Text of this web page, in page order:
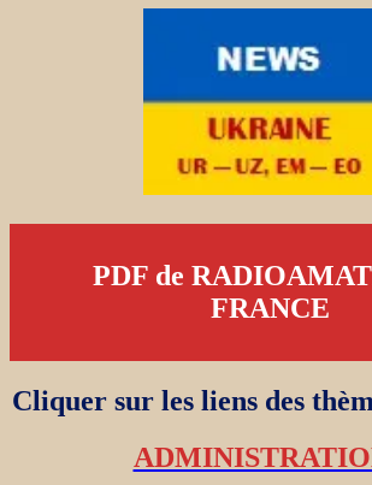
PDF de
FRANCE
Cliquer sur les liens des